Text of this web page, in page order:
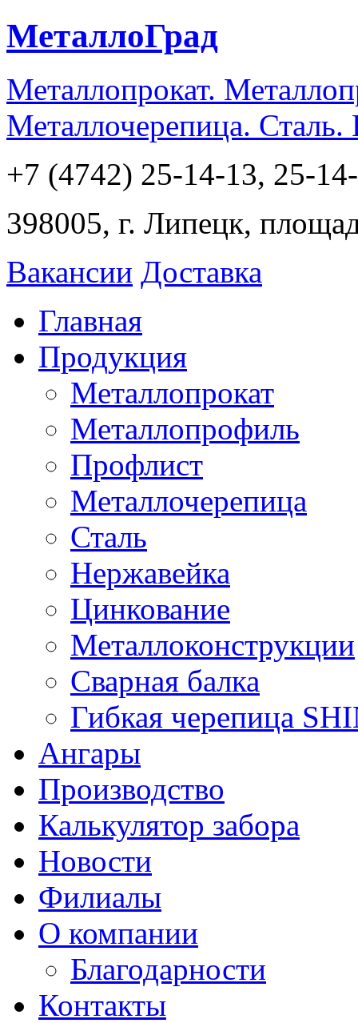
МеталлоГрад
Металлопрокат.
Металлочерепица.
+7 (4742) 25-14-13, 25-
398005, г. Липецк,
Вакансии Доставка
Главная
Продукция
Металлопрокат
Металлопрофиль
Профлист
Металлочерепица
Сталь
Нержавейка
Цинкование
Металлоконструкции
Сварная балка
Гибкая черепица
Ангары
Производство
Калькулятор забора
Новости
Филиалы
О компании
Благодарности
Контакты